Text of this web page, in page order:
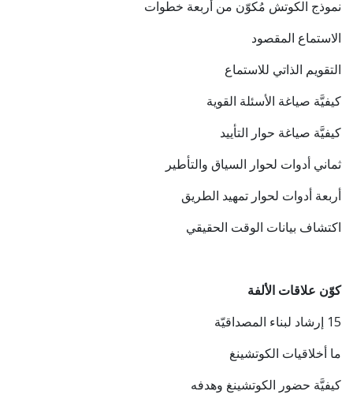
نموذج الكوتش مُكوّن من أربعة خطوات
الاستماع المقصود
التقويم الذاتي للاستماع
كيفيَّة صياغة الأسئلة القوية
كيفيَّة صياغة حوار التأييد
ثماني أدوات لحوار السياق والتأطير
أربعة أدوات لحوار تمهيد الطريق
اكتشاف بيانات الوقت الحقيقي
كوّن علاقات الألفة
15 إرشاد لبناء المصداقيّة
ما أخلاقيات الكوتشينغ
كيفيَّة حضور الكوتشينغ وهدفه